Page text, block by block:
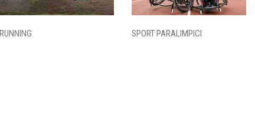
RUNNING SPORT PARALIMPICI